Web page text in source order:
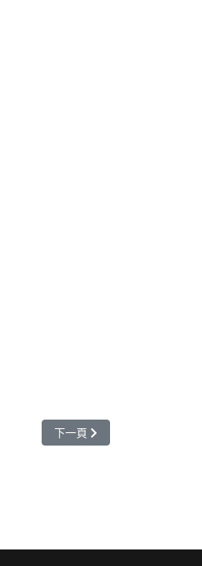
下一篇文章: 2.4G 手機無線
下一頁